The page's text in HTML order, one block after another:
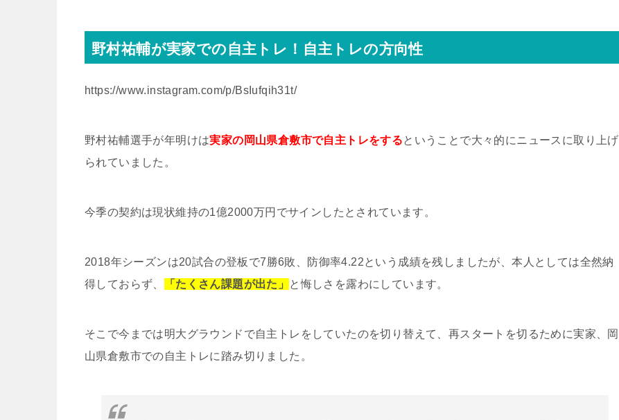
野村祐輔が実家での自主トレ！自主トレの方向性
https://www.instagram.com/p/BsIufqih31t/
野村祐輔選手が年明けは実家の岡山県倉敷市で自主トレをするということで大々的にニュースに取り上げ
られていました。
今季の契約は現状維持の1億2000万円でサインしたとされています。
2018年シーズンは20試合の登板で7勝6敗、防御率4.22という成績を残しましたが、本人としては全然納
得しておらず、
「たくさん課題が出た」 と悔しさを露わにしています。
そこで今までは明大グラウンドで自主トレをしていたのを切り替えて、再スタートを切るために実家、岡
山県倉敷市での自主トレに踏み切りました。